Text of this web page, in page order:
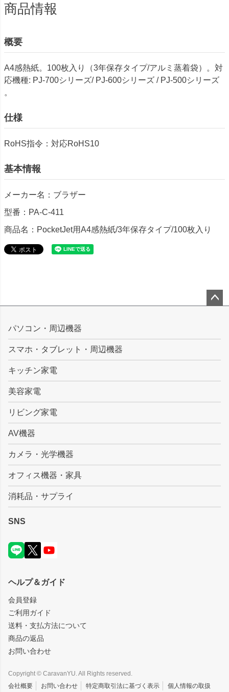
商品情報
概要
A4感熱紙。100枚入り（3年保存タイプ/アルミ蒸着袋）。対
応機種: PJ-700シリーズ/ PJ-600シリーズ / PJ-500シリーズ
。
仕様
RoHS指令：対応RoHS10
基本情報
メーカー名：ブラザー
型番：PA-C-411
商品名：PocketJet用A4感熱紙/3年保存タイプ/100枚入り
ップ
パソコン・周辺機器
スマホ・タブレット・周辺機器
キッチン家電
美容家電
リビング家電
AV機器
カメラ・光学機器
オフィス機器・家具
消耗品・サプライ
SNS
ヘルプ＆ガイド
会員登録
ご利用ガイド
送料・支払方法について
商品の返品
お問い合わせ
Copyright © CaravanYU. All Rights reserved.
会社概要
お問い合わせ 特定商取引法に基づく表示 個人情報の取扱